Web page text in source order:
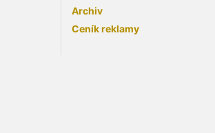
Archiv
Ceník reklamy